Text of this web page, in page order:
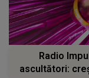
Radio
ascultători: